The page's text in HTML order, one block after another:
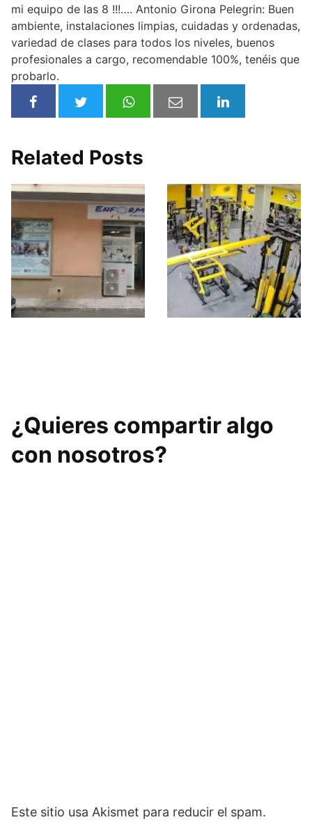
mi equipo de las 8 !!!…. Antonio Girona Pelegrin: Buen
ambiente, instalaciones limpias, cuidadas y ordenadas,
variedad de clases para todos los niveles, buenos
profesionales a cargo, recomendable 100%, tenéis que
probarlo.
Related Posts
¿Quieres compartir algo
con nosotros?
Este sitio usa Akismet para reducir el spam.